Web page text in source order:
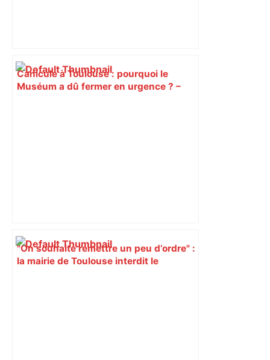
Canicule à Toulouse : pourquoi le
Muséum a dû fermer en urgence ? –
"On souhaite remettre un peu d’ordre" :
la mairie de Toulouse interdit le